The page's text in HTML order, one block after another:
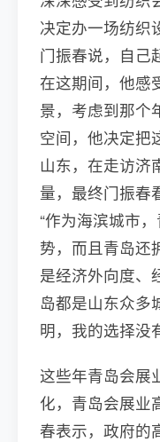
决定办一场纺织
门振春说，自己
在这期间，他感
景，考虑到那个
空间，他决定把
山东，在走访济
量，最终门振春
“作为海滨城市
势，而且青岛还
是经济外向度、
岛都是山东众多
明，我的选择没
这些年青岛会展
化，青岛会展业
春表示，政府的